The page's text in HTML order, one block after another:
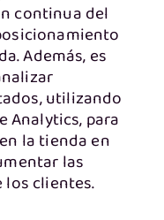
continua del
Además, es
utilizando
Analytics, para
la tienda en
las
clientes.